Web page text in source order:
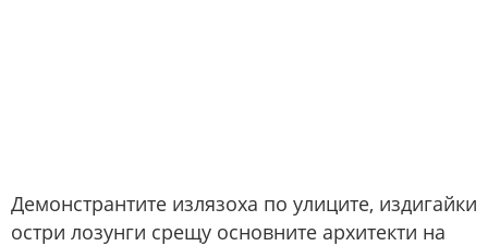
Демонстрантите излязоха по улиците, издигайки
остри лозунги срещу основните архитекти на